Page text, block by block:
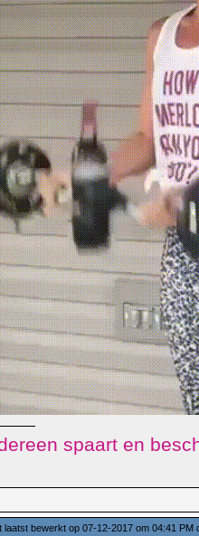
spaart en
laatst bewerkt op 07-12-2017 om 04:41 PM